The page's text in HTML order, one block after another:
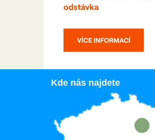
Kde nás najdete